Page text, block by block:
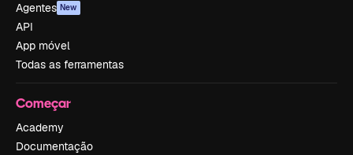
Agentes New
API
App móvel
Todas as ferramentas
Começar
Academy
Documentação